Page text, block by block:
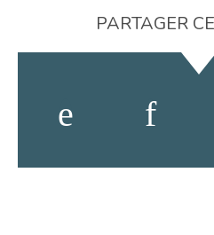
PARTAGER